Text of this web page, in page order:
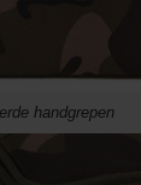
handgrepen